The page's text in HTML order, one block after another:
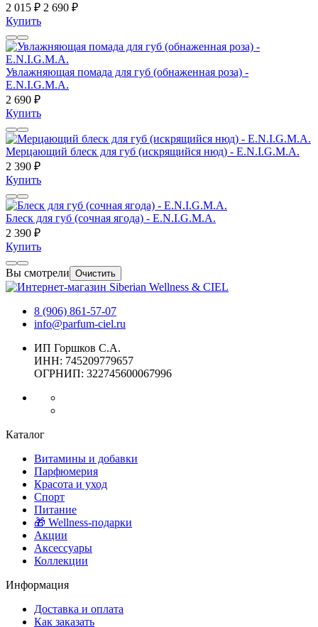
2 015 ₽ 2 690 ₽
Купить
Увлажняющая помада для губ (обнаженная роза) -
E.N.I.G.M.A.
2 690 ₽
Купить
Мерцающий блеск для губ (искрящийся нюд) - E.N.I.G.M.A.
2 390 ₽
Купить
Блеск для губ (сочная ягода) - E.N.I.G.M.A.
2 390 ₽
Купить
Вы смотрели Очистить
8 (906) 861-57-07
info@parfum-ciel.ru
ИП Горшков С.А.
ИНН: 745209779657
ОГРНИП: 322745600067996
Каталог
Витамины и добавки
Парфюмерия
Красота и уход
Спорт
Питание
🎁 Wellness-подарки
Акции
Аксессуары
Коллекции
Информация
Доставка и оплата
Как заказать